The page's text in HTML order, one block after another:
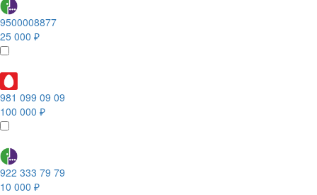
9500008877
25 000 ₽
981 099 09 09
100 000 ₽
922 333 79 79
10 000 ₽